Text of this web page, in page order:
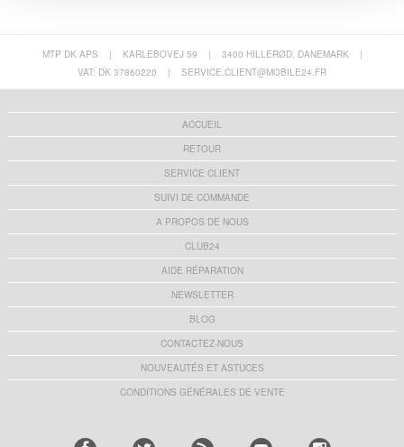
MTP DK APS | KARLEBOVEJ 59 | 3400 HILLERØD, DANEMARK
|
VAT: DK 37860220
| SERVICE.CLIENT@MOBILE24.FR
ACCUEIL
RETOUR
SERVICE CLIENT
SUIVI DE COMMANDE
A PROPOS DE NOUS
CLUB24
AIDE RÉPARATION
NEWSLETTER
BLOG
CONTACTEZ-NOUS
NOUVEAUTÉS ET ASTUCES
CONDITIONS GÉNÉRALES DE VENTE